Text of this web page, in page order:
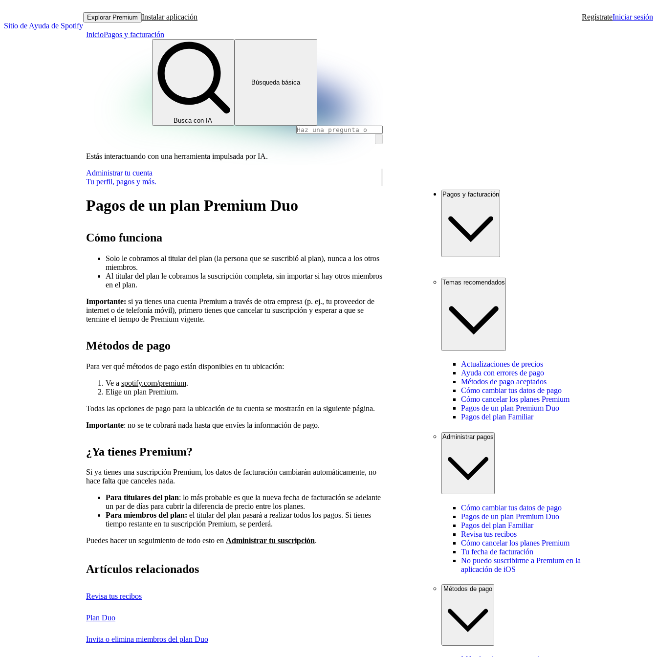
Sitio de Ayuda de Spotify
Explorar Premium Instalar aplicación RegístrateIniciar sesión
InicioPagos y facturación
Busca con IA
Búsqueda básica
Estás interactuando con una herramienta impulsada por IA.
Administrar tu cuenta
Tu perfil, pagos y más.
Pagos de un plan Premium Duo
Cómo funciona
Solo le cobramos al titular del plan (la persona que se suscribió al plan), nunca a los otros
miembros.
Al titular del plan le cobramos la suscripción completa, sin importar si hay otros miembros
en el plan.
Importante: si ya tienes una cuenta Premium a través de otra empresa (p. ej., tu proveedor de
internet o de telefonía móvil), primero tienes que cancelar tu suscripción y esperar a que se
termine el tiempo de Premium vigente.
Métodos de pago
Para ver qué métodos de pago están disponibles en tu ubicación:
Ve a spotify.com/premium.
Elige un plan Premium.
Todas las opciones de pago para la ubicación de tu cuenta se mostrarán en la siguiente página.
Importante: no se te cobrará nada hasta que envíes la información de pago.
¿Ya tienes Premium?
Si ya tienes una suscripción Premium, los datos de facturación cambiarán automáticamente, no
hace falta que canceles nada.
Para titulares del plan: lo más probable es que la nueva fecha de facturación se adelante
un par de días para cubrir la diferencia de precio entre los planes.
Para miembros del plan: el titular del plan pasará a realizar todos los pagos. Si tienes
tiempo restante en tu suscripción Premium, se perderá.
Puedes hacer un seguimiento de todo esto en Administrar tu suscripción.
Artículos relacionados
Revisa tus recibos
Plan Duo
Invita o elimina miembros del plan Duo
Pagos y facturación
Temas recomendados
Actualizaciones de precios
Ayuda con errores de pago
Métodos de pago aceptados
Cómo cambiar tus datos de pago
Cómo cancelar los planes Premium
Pagos de un plan Premium Duo
Pagos del plan Familiar
Administrar pagos
Cómo cambiar tus datos de pago
Pagos de un plan Premium Duo
Pagos del plan Familiar
Revisa tus recibos
Cómo cancelar los planes Premium
Tu fecha de facturación
No puedo suscribirme a Premium en la
aplicación de iOS